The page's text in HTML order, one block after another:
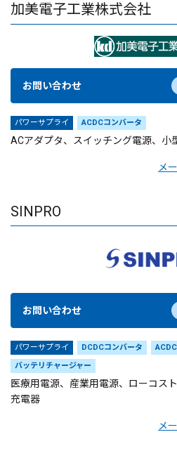
加美電子工業株式会社
お問い合わせ
パワーサプライ ACDCコンバータ
ACアダプタ、スイッチング電源、小
メ
SINPRO
お問い合わせ
パワーサプライ DCDCコンバータ
バッテリチャージャー
医療用電源、産業用電源、ローコス
充電器
メ